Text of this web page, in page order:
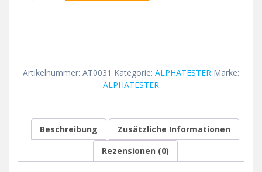
Artikelnummer: AT0031 Kategorie: ALPHATESTER Marke:
ALPHATESTER
Beschreibung
Zusätzliche Informationen
Rezensionen (0)